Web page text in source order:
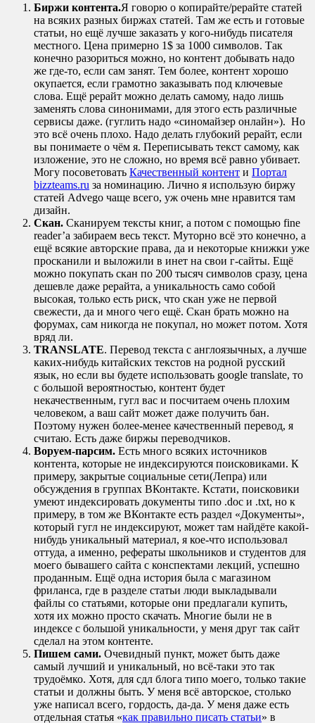
Биржи контента.Я говорю о копирайте/рерайте статей
на всяких разных биржах статей. Там же есть и готовые
статьи, но ещё лучше заказать у кого-нибудь писателя
местного. Цена примерно 1$ за 1000 символов. Так
конечно разориться можно, но контент добывать надо
же где-то, если сам занят. Тем более, контент хорошо
окупается, если грамотно заказывать под ключевые
слова. Ещё рерайт можно делать самому, надо лишь
заменять слова синонимами, для этого есть различные
сервисы даже. (гуглить надо «синомайзер онлайн»). Но
это всё очень плохо. Надо делать глубокий рерайт, если
вы понимаете о чём я. Переписывать текст самому, как
изложение, это не сложно, но время всё равно убивает.
Могу посоветовать Качественный контент и Портал
bizzteams.ru за номинацию. Лично я использую биржу
статей Advego чаще всего, уж очень мне нравится там
дизайн.
Скан. Сканируем тексты книг, а потом с помощью fine
reader’a забираем весь текст. Муторно всё это конечно, а
ещё всякие авторские права, да и некоторые книжки уже
просканили и выложили в инет на свои г-сайты. Ещё
можно покупать скан по 200 тысяч символов сразу, цена
дешевле даже рерайта, а уникальность само собой
высокая, только есть риск, что скан уже не первой
свежести, да и много чего ещё. Скан брать можно на
форумах, сам никогда не покупал, но может потом. Хотя
вряд ли.
TRANSLATE. Перевод текста с англоязычных, а лучше
каких-нибудь китайских текстов на родной русский
язык, но если вы будете использовать google translate, то
с большой вероятностью, контент будет
некачественным, гугл вас и посчитаем очень плохим
человеком, а ваш сайт может даже получить бан.
Поэтому нужен более-менее качественный перевод, я
считаю. Есть даже биржы переводчиков.
Воруем-парсим. Есть много всяких источников
контента, которые не индексируются поисковиками. К
примеру, закрытые социальные сети(Лепра) или
обсуждения в группах ВКонтакте. Кстати, поисковики
умеют индексировать документы типо .doc и .txt, но к
примеру, в том же ВКонтакте есть раздел «Документы»,
который гугл не индексируют, может там найдёте какой-
нибудь уникальный материал, я кое-что использовал
оттуда, а именно, рефераты школьников и студентов для
моего бывашего сайта с конспектами лекций, успешно
проданным. Ещё одна история была с магазином
фриланса, где в разделе статьи люди выкладывали
файлы со статьями, которые они предлагали купить,
хотя их можно просто скачать. Многие были не в
индексе с большой уникальности, у меня друг так сайт
сделал на этом контенте.
Пишем сами. Очевидный пункт, может быть даже
самый лучший и уникальный, но всё-таки это так
трудоёмко. Хотя, для сдл блога типо моего, только такие
статьи и должны быть. У меня всё авторское, столько
уже написал всего, гордость, да-да. У меня даже есть
отдельная статья «как правильно писать статьи» в